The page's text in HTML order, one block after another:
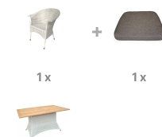
+
1 x 1 x